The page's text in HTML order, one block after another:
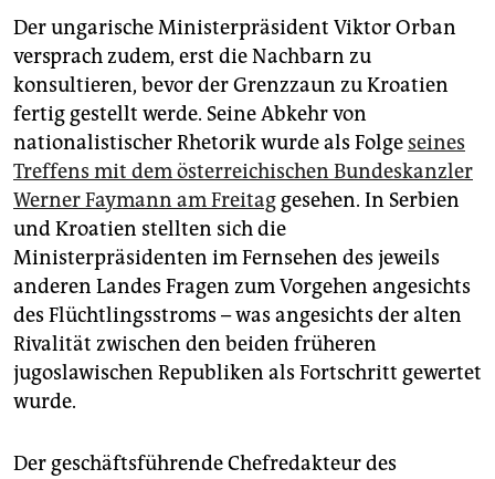
Der ungarische Ministerpräsident Viktor Orban
versprach zudem, erst die Nachbarn zu
konsultieren, bevor der Grenzzaun zu Kroatien
fertig gestellt werde. Seine Abkehr von
nationalistischer Rhetorik wurde als Folge seines
Treffens mit dem österreichischen Bundeskanzler
Werner Faymann am Freitag gesehen. In Serbien
und Kroatien stellten sich die
Ministerpräsidenten im Fernsehen des jeweils
anderen Landes Fragen zum Vorgehen angesichts
des Flüchtlingsstroms – was angesichts der alten
Rivalität zwischen den beiden früheren
jugoslawischen Republiken als Fortschritt gewertet
wurde.
Der geschäftsführende Chefredakteur des